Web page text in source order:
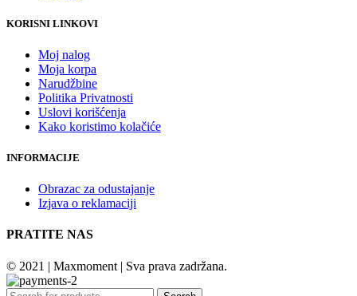
KORISNI LINKOVI
Moj nalog
Moja korpa
Narudžbine
Politika Privatnosti
Uslovi korišćenja
Kako koristimo kolačiće
INFORMACIJE
Obrazac za odustajanje
Izjava o reklamaciji
PRATITE NAS
© 2021 | Maxmoment | Sva prava zadržana.